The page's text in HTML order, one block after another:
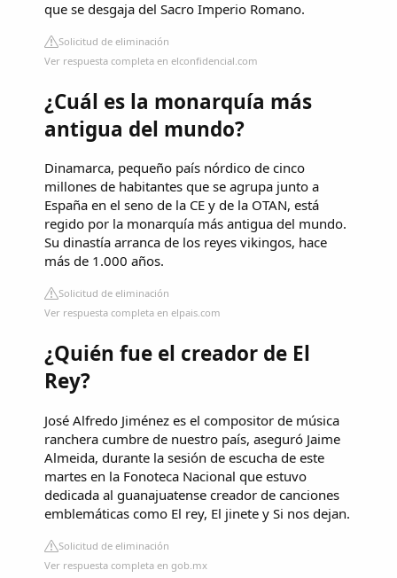
que se desgaja del Sacro Imperio Romano.
Solicitud de eliminación
Ver respuesta completa en elconfidencial.com
¿Cuál es la monarquía más
antigua del mundo?
Dinamarca, pequeño país nórdico de cinco
millones de habitantes que se agrupa junto a
España en el seno de la CE y de la OTAN, está
regido por la monarquía más antigua del mundo.
Su dinastía arranca de los reyes vikingos, hace
más de 1.000 años.
Solicitud de eliminación
Ver respuesta completa en elpais.com
¿Quién fue el creador de El
Rey?
José Alfredo Jiménez es el compositor de música
ranchera cumbre de nuestro país, aseguró Jaime
Almeida, durante la sesión de escucha de este
martes en la Fonoteca Nacional que estuvo
dedicada al guanajuatense creador de canciones
emblemáticas como El rey, El jinete y Si nos dejan.
Solicitud de eliminación
Ver respuesta completa en gob.mx